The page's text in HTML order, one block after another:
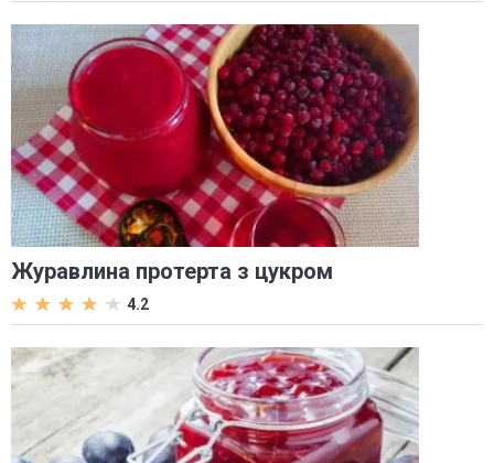
Журавлина протерта з цукром
4.2